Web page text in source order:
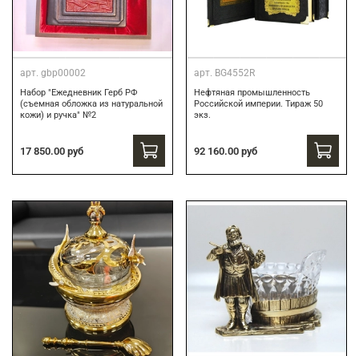
арт. gbp00002
Набор "Ежедневник Герб РФ
(съемная обложка из натуральной
кожи) и ручка" №2
17 850.00 руб
арт. BG4552R
Нефтяная промышленность
Российской империи. Тираж 50
экз.
92 160.00 руб